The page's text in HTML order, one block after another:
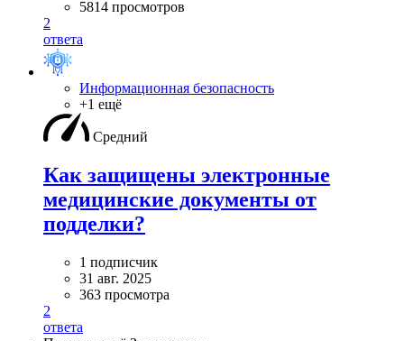
5814 просмотров
2
ответа
Информационная безопасность
+1 ещё
Средний
Как защищены электронные
медицинские документы от
подделки?
1 подписчик
31 авг. 2025
363 просмотра
2
ответа